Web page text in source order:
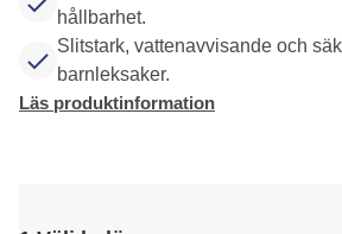
hållbarhet.
Slitstark, vattenavvisande och
barnleksaker.
Läs produktinformation